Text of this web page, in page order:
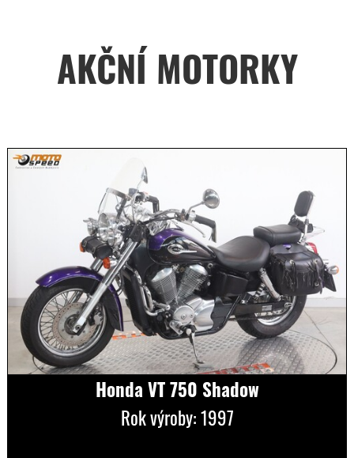
AKČNÍ MOTORKY
Honda VT 750 Shadow
Rok výroby: 1997